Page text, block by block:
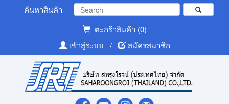
ค้นหาสินค้า
ตะกร้าสินค้า (0)
เข้าสู่ระบบ
/ สมัครสมาชิก